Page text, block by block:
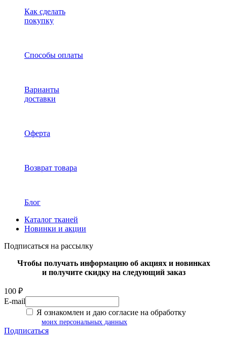
Как сделать
покупку
Способы оплаты
Варианты
доставки
Оферта
Возврат товара
Блог
Каталог тканей
Новинки и акции
Подписаться на рассылку
Чтобы получать информацию об акциях и новинках
и получите скидку на следующий заказ
100 ₽
E-mail
Я ознакомлен и даю согласие на обработку
моих персональных данных
Подписаться